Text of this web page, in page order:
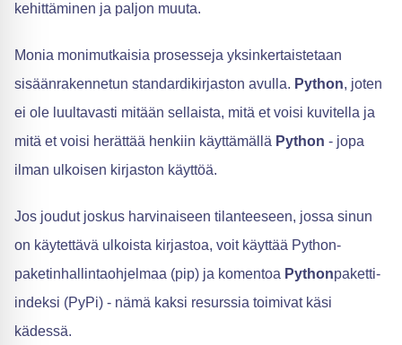
kehittäminen ja paljon muuta.
Monia monimutkaisia prosesseja yksinkertaistetaan
sisäänrakennetun standardikirjaston avulla. Python, joten
ei ole luultavasti mitään sellaista, mitä et voisi kuvitella ja
mitä et voisi herättää henkiin käyttämällä Python - jopa
ilman ulkoisen kirjaston käyttöä.
Jos joudut joskus harvinaiseen tilanteeseen, jossa sinun
on käytettävä ulkoista kirjastoa, voit käyttää Python-
paketinhallintaohjelmaa (pip) ja komentoa Pythonpaketti-
indeksi (PyPi) - nämä kaksi resurssia toimivat käsi
kädessä.